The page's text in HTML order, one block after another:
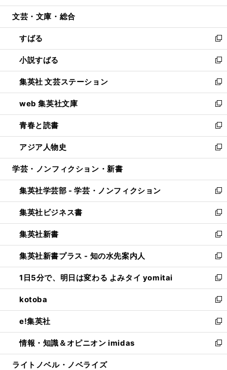
開
ウ
開
く
ン
ウ
で
開
く
ウ
ン
ド
ウ
で
開
く
文芸・文庫・総合
すばる
新
し
い
ウ
ィ
ン
ド
ウ
で
開
く
小説すばる
新
し
い
ウ
ィ
ン
ド
ウ
で
開
集英社 文芸ステーション
新
し
い
ウ
ィ
ン
ド
ウ
開
く
web 集英社文庫
新
し
い
ウ
ィ
ン
ウ
で
開
く
青春と読書
新
し
い
ウ
ン
ド
ウ
で
開
く
アジア人物史
新
し
ウ
ィ
ン
ド
ウ
で
開
く
学芸・ノンフィクション・新書
集英社学芸部 - 学芸・ノンフィクション
新
し
い
ウ
ィ
ン
ド
ウ
で
開
く
集英社ビジネス書
新
し
い
ウ
ィ
ン
ド
ウ
で
開
く
集英社新書
新
し
い
ウ
ィ
ン
ド
ウ
で
開
く
集英社新書プラス - 知の水先案内人
新
し
い
ウ
ィ
ン
ド
ウ
で
開
1日5分で、明日は変わる よみタイ yomitai
新
し
い
ウ
ィ
ン
ド
ウ
kotoba
新
し
い
ウ
ィ
ン
e!集英社
新
し
い
ウ
情報・知識＆オピニオン imidas
新
し
ライトノベル・ノベライズ